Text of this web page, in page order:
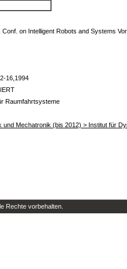
Conf. on Intelligent Robots and Systems
16,1994
Raumfahrtsysteme
und Mechatronik (bis 2012) > Institut für
Rechte vorbehalten.